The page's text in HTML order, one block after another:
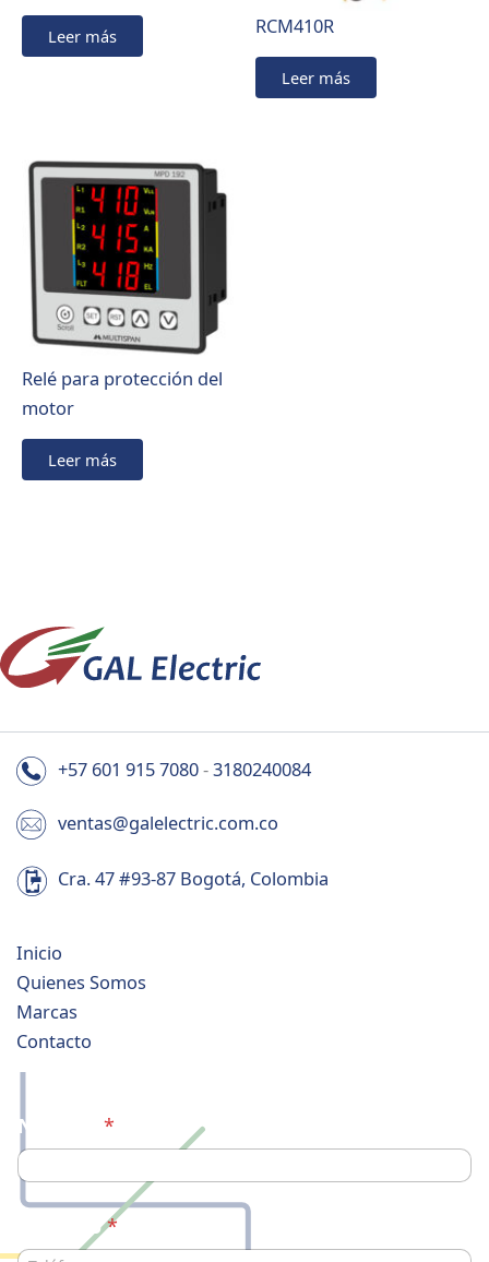
Leer más RCM410R
Leer más
Relé para protección del
motor
Leer más
+57 601 915 7080-3180240084
ventas@galelectric.com.co
Cra. 47 #93-87 Bogotá, Colombia
Inicio
Quienes Somos
Marcas
Contacto
Nombre *
Teléfono*